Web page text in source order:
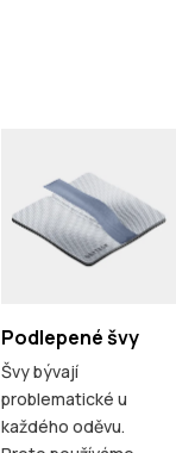
Podlepené švy
Švy bývají
problematické u
každého oděvu.